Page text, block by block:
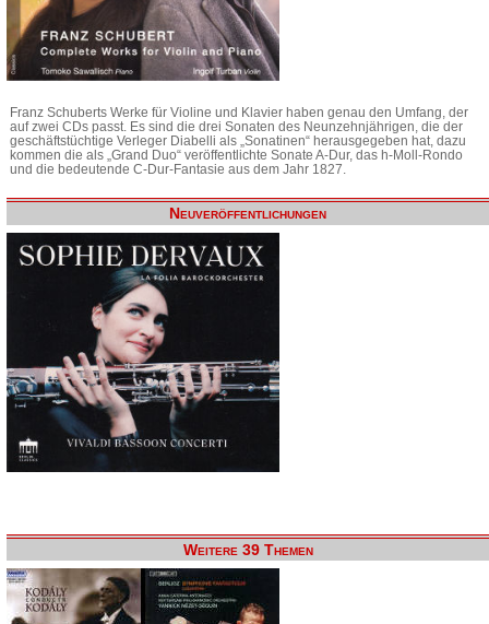
Franz Schuberts Werke für Violine und Klavier haben genau den Umfang, der
auf zwei CDs passt. Es sind die drei Sonaten des Neunzehnjährigen, die der
geschäftstüchtige Verleger Diabelli als „Sonatinen“ herausgegeben hat, dazu
kommen die als „Grand Duo“ veröffentlichte Sonate A-Dur, das h-Moll-Rondo
und die bedeutende C-Dur-Fantasie aus dem Jahr 1827.
Neuveröffentlichungen
Weitere 39 Themen